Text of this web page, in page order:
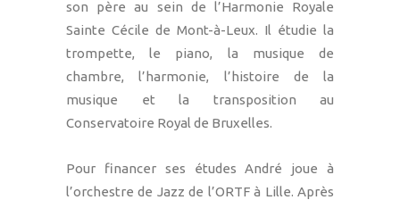
son père au sein de l’Harmonie Royale
Sainte Cécile de Mont-à-Leux. Il étudie la
trompette, le piano, la musique de
chambre, l’harmonie, l’histoire de la
musique et la transposition au
Conservatoire Royal de Bruxelles.
Pour financer ses études André joue à
l’orchestre de Jazz de l’ORTF à Lille. Après